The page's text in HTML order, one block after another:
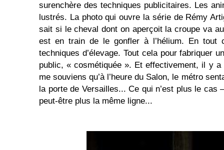
surenchère des techniques publicitaires. Les
lustrés. La photo qui ouvre la série de Rémy
sait si le cheval dont on aperçoit la croupe va
est en train de le gonfler à l’hélium. En tout
techniques d’élevage. Tout cela pour fabriquer
public, « cosmétiquée ». Et effectivement, il y a
me souviens qu’à l’heure du Salon, le métro
la porte de Versailles... Ce qui n’est plus le
peut-être plus la même ligne...